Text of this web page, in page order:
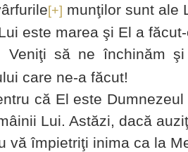
[+] munţilor sunt ale
este marea şi El a
Veniţi să ne închinăm
care ne-a făcut!
că El este
Lui. Astăzi, dacă
vă împietriţi inima ca la